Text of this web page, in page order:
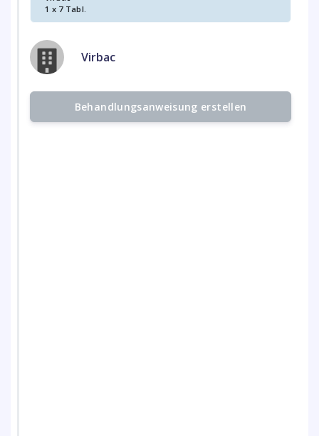
1 x 7 Tabl.
Virbac
Behandlungsanweisung erstellen